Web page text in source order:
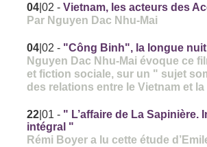
04 |02 -Vietnam, les acteurs des
Par Nguyen Dac Nhu-Mai
04 |02 - "Công Binh", la longue
Nguyen Dac Nhu-Mai évoque ce
et fiction sociale, sur un " sujet
des relations entre le Vietnam et
22 |01 - " L’affaire de La
intégral "
Rémi Boyer a lu cette étude